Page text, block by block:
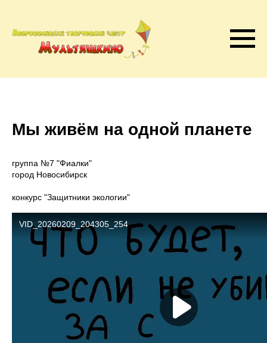
Мы живём на одной планете
группа №7 "Фиалки"
город Новосибирск
конкурс "Защитники экологии"